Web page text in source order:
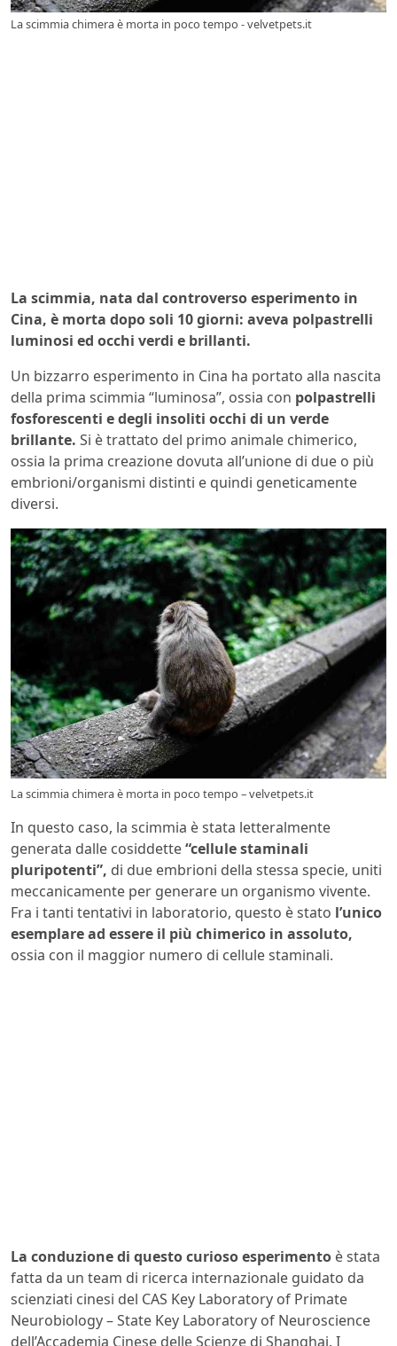
La scimmia chimera è morta in poco tempo - velvetpets.it
La scimmia, nata dal controverso esperimento in
Cina, è morta dopo soli 10 giorni: aveva polpastrelli
luminosi ed occhi verdi e brillanti.
Un bizzarro esperimento in Cina ha portato alla nascita
della prima scimmia “luminosa”, ossia con polpastrelli
fosforescenti e degli insoliti occhi di un verde
brillante. Si è trattato del primo animale chimerico,
ossia la prima creazione dovuta all’unione di due o più
embrioni/organismi distinti e quindi geneticamente
diversi.
La scimmia chimera è morta in poco tempo – velvetpets.it
In questo caso, la scimmia è stata letteralmente
generata dalle cosiddette“cellule staminali
pluripotenti”, di due embrioni della stessa specie, uniti
meccanicamente per generare un organismo vivente.
Fra i tanti tentativi in laboratorio, questo è stato l’unico
esemplare ad essere il più chimerico in assoluto,
ossia con il maggior numero di cellule staminali.
La conduzione di questo curioso esperimento è stata
fatta da un team di ricerca internazionale guidato da
scienziati cinesi del CAS Key Laboratory of Primate
Neurobiology – State Key Laboratory of Neuroscience
dell’Accademia Cinese delle Scienze di Shanghai. I